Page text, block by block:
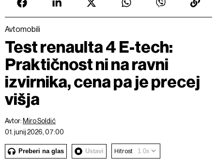
Avtomobili
Test renaulta 4 E-tech:
Praktičnost ni na ravni
izvirnika, cena pa je precej
višja
Avtor: Miro Soldić
01. junij 2026, 07:00
Preberi na glas Ustavi Hitrost